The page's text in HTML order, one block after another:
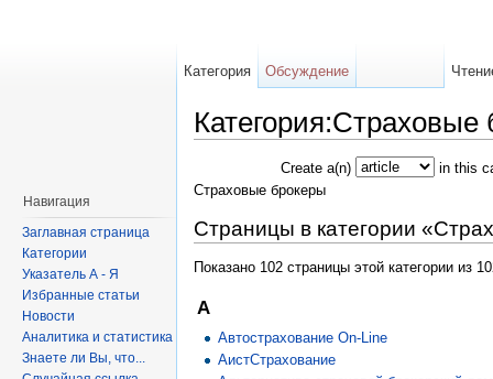
Категория:Страховые
Create a(n)
in this
Страховые брокеры
Страницы в категории
Показано 102 страницы этой категории из
А
Автострахование On-Line
АистСтрахование
Категория Обсуждение
Навигация
Заглавная страница
Категории
Указатель А - Я
Избранные статьи
Новости
Аналитика и статистика
Знаете ли Вы, что...